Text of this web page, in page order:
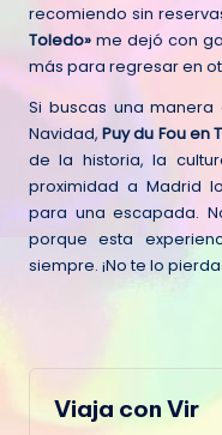
recomiendo sin
Toledo» me dejó con
más para regresar en
Si buscas una
Navidad,Puy du Fou en
de la historia, la
proximidad a Madrid
para una escapada.
porque esta
siempre. ¡No te lo
Viaja con Vir